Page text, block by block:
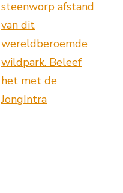
steenworp afstand
van dit
wereldberoemde
wildpark. Beleef
het met de
JongIntra